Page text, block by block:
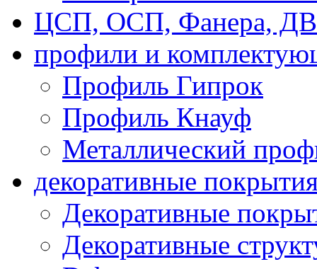
ЦСП, ОСП, Фанера,
профили и
Профиль Гипрок
Профиль Кнауф
Металлический
декоративные
Декоративные
Декоративные